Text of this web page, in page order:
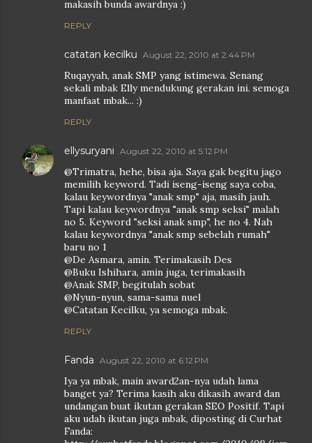
makasih bunda awardnya :)
REPLY
catatan kecilku August 22, 2010 at 2:44 PM
Ruqayyah, anak SMP yang istimewa. Senang
sekali mbak Elly mendukung gerakan ini. semoga
manfaat mbak... :)
REPLY
ellysuryani August 22, 2010 at 5:12 PM
@Trimatra, hehe, bisa aja. Saya gak begitu jago
memilih keyword. Tadi iseng-iseng saya coba,
kalau keywordnya "anak smp" aja, masih jauh.
Tapi kalau keywordnya "anak smp seksi" malah
no 5. Keyword "seksi anak smp", he no 4. Nah
kalau keywordnya "anak smp sebelah rumah"
baru no 1
@De Asmara, amin. Terimakasih Des
@Buku Ishihara, amin juga, terimakasih
@Anak SMP, begitulah sobat
@Nyun-nyun, sama-sama nuel
@Catatan Kecilku, ya semoga mbak.
REPLY
Fanda August 22, 2010 at 6:12 PM
Iya ya mbak, main award2an-nya udah lama
banget ya? Terima kasih aku dikasih award dan
undangan buat ikutan gerakan SEO Positif. Tapi
aku udah ikutan juga mbak, diposting di Curhat
Fanda: